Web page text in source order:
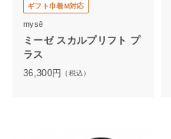
ギフト巾着M対応
mysē
ミーゼ スカルプリフト プ
ラス
36,300円 （税込）